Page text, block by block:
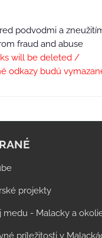
podvodmi a
fraud and abuse
will be deleted /
odkazy budú
projekty
medu - Malacky a
príležitosti v